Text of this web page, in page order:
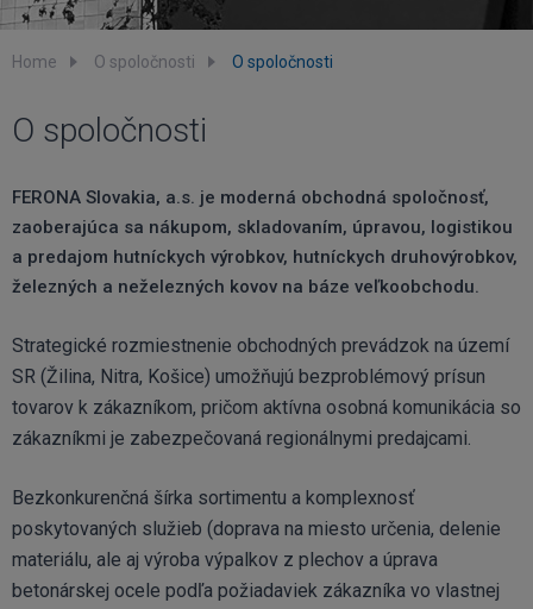
Home O spoločnosti O spoločnosti
O spoločnosti
FERONA Slovakia, a.s. je moderná obchodná spoločnosť,
zaoberajúca sa nákupom, skladovaním, úpravou, logistikou
a predajom hutníckych výrobkov, hutníckych druhovýrobkov,
železných a neželezných kovov na báze veľkoobchodu.
Strategické rozmiestnenie obchodných prevádzok na území
SR (Žilina, Nitra, Košice) umožňujú bezproblémový prísun
tovarov k zákazníkom, pričom aktívna osobná komunikácia so
zákazníkmi je zabezpečovaná regionálnymi predajcami.
Bezkonkurenčná šírka sortimentu a komplexnosť
poskytovaných služieb (doprava na miesto určenia, delenie
materiálu, ale aj výroba výpalkov z plechov a úprava
betonárskej ocele podľa požiadaviek zákazníka vo vlastnej